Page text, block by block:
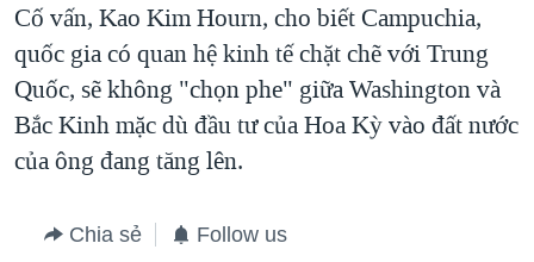
Cố vấn, Kao Kim Hourn, cho biết Campuchia,
quốc gia có quan hệ kinh tế chặt chẽ với Trung
Quốc, sẽ không "chọn phe" giữa Washington và
Bắc Kinh mặc dù đầu tư của Hoa Kỳ vào đất nước
của ông đang tăng lên.
Chia sẻ Follow us